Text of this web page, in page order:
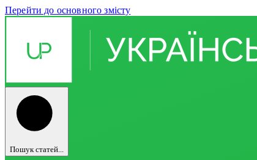
Перейти до основного змісту
Пошук статей...